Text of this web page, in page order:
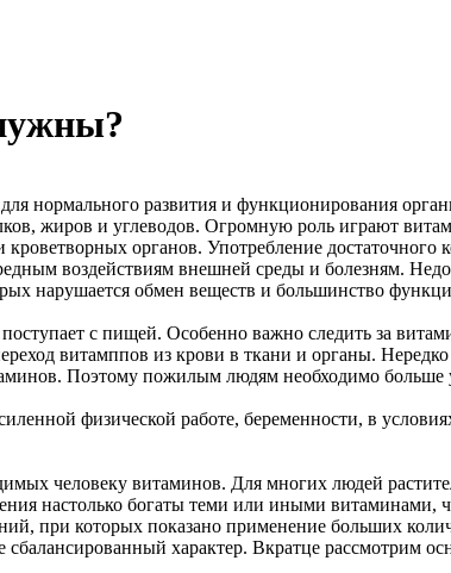
нормального развития и функционирования
жиров и углеводов. Огромную роль играют
органов. Употребление достаточного
воздействиям внешней среды и болезням.
нарушается обмен веществ и большинство
с пищей. Особенно важно следить за
витамппов из крови в ткани и органы.
Поэтому пожилым людям необходимо больше
физической работе, беременности, в
человеку витаминов. Для многих людей
настолько богаты теми или иными витаминами,
при которых показано применение больших
характер. Вкратце рассмотрим